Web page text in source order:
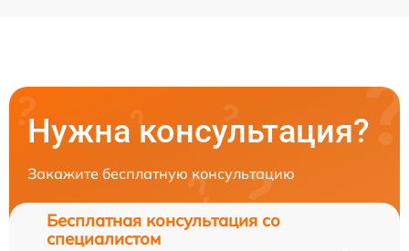
Нужна консультация?
Закажите бесплатную консультацию
Бесплатная консультация со
специалистом